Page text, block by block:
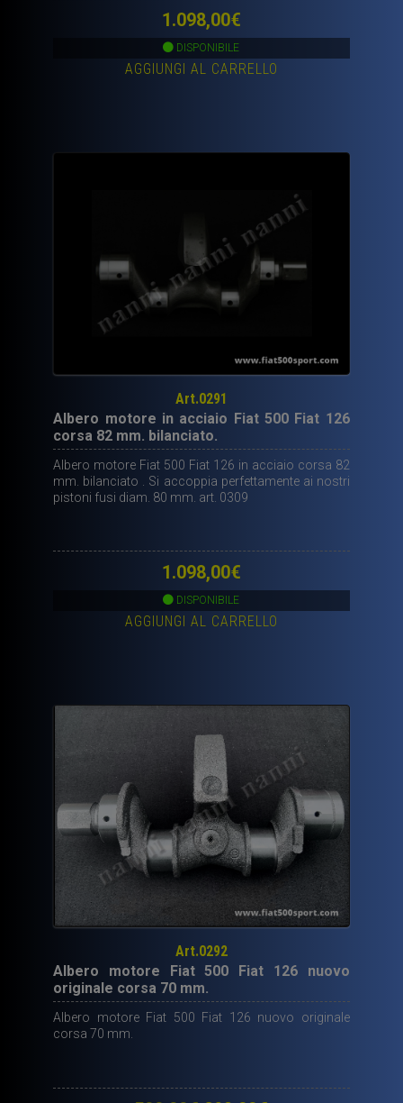
1.098,00€
DISPONIBILE
AGGIUNGI AL CARRELLO
Art.0291
Albero motore in acciaio Fiat 500 Fiat 126
corsa 82 mm. bilanciato.
Albero motore Fiat 500 Fiat 126 in acciaio corsa 82
mm. bilanciato . Si accoppia perfettamente ai nostri
pistoni fusi diam. 80 mm. art. 0309
1.098,00€
DISPONIBILE
AGGIUNGI AL CARRELLO
Art.0292
Albero motore Fiat 500 Fiat 126 nuovo
originale corsa 70 mm.
Albero motore Fiat 500 Fiat 126 nuovo originale
corsa 70 mm.